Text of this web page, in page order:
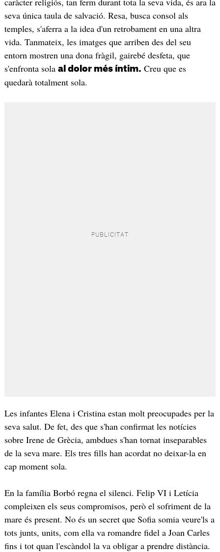
seva única taula de salvació. Resa, busca consol als
temples, s'aferra a la idea d'un retrobament en una altra
vida. Tanmateix, les imatges que arriben des del seu
entorn mostren una dona fràgil, gairebé desfeta, que
s'enfronta sola al dolor més íntim. Creu que es
quedarà totalment sola.
Les infantes Elena i Cristina estan molt preocupades per la
seva salut. De fet, des que s'han confirmat les notícies
sobre Irene de Grècia, ambdues s'han tornat inseparables
de la seva mare. Els tres fills han acordat no deixar-la en
cap moment sola.
En la família Borbó regna el silenci. Felip VI i Letícia
compleixen els seus compromisos, però el sofriment de la
mare és present. No és un secret que Sofia somia veure'ls a
tots junts, units, com ella va romandre fidel a Joan Carles
fins i tot quan l'escàndol la va obligar a prendre distància.